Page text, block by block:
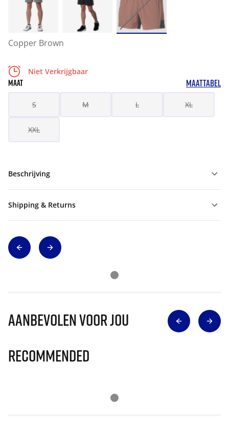
Copper Brown
Niet Verkrijgbaar
MAAT MAATTABEL
S M L XL
XXL
Beschrijving
Shipping & Returns
Aanbevolen voor jou
Recommended